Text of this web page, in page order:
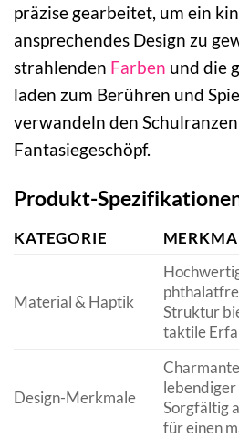
präzise gearbeitet, um ein
ansprechendes Design zu
strahlenden Farben und die
laden zum Berühren und
verwandeln den
Fantasiegeschöpf.
Produkt-
KATEGORIE
Material & Haptik
Struktur
taktile
Design-Merkmale
Sorgfältig
für einen